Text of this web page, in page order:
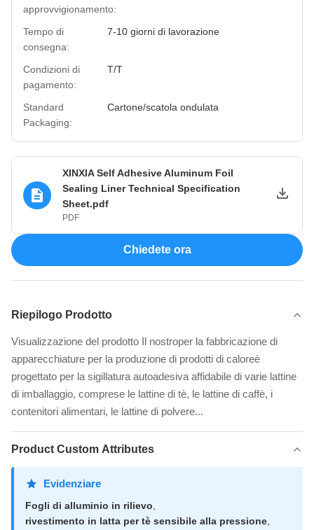
approvvigionamento:
Tempo di
consegna:
7-10 giorni di lavorazione
Condizioni di
pagamento:
T/T
Standard
Packaging:
Cartone/scatola ondulata
XINXIA Self Adhesive Aluminum Foil
Sealing Liner Technical Specification
Sheet.pdf
PDF
Chiedete ora
Riepilogo Prodotto
Visualizzazione del prodotto Il nostroper la fabbricazione di
apparecchiature per la produzione di prodotti di caloreè
progettato per la sigillatura autoadesiva affidabile di varie lattine
di imballaggio, comprese le lattine di tè, le lattine di caffè, i
contenitori alimentari, le lattine di polvere...
Product Custom Attributes
Evidenziare
Fogli di alluminio in rilievo
rivestimento in latta per tè sensibile alla pressione